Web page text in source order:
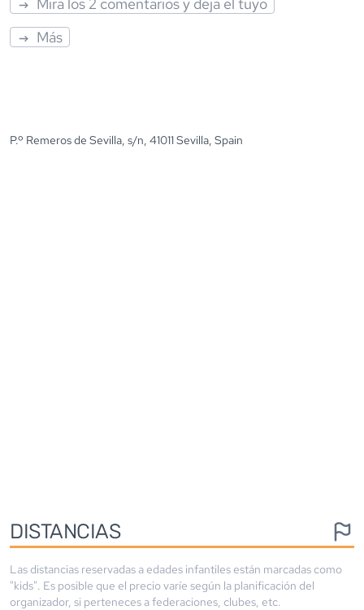
Más
P.º Remeros de Sevilla, s/n, 41011 Sevilla, Spain
DISTANCIAS
Las distancias reservadas a edades infantiles están marcadas como
"kids". Es posible que el precio varíe según la planificación del
organizador, si perteneces a federaciones, clubes, etc.